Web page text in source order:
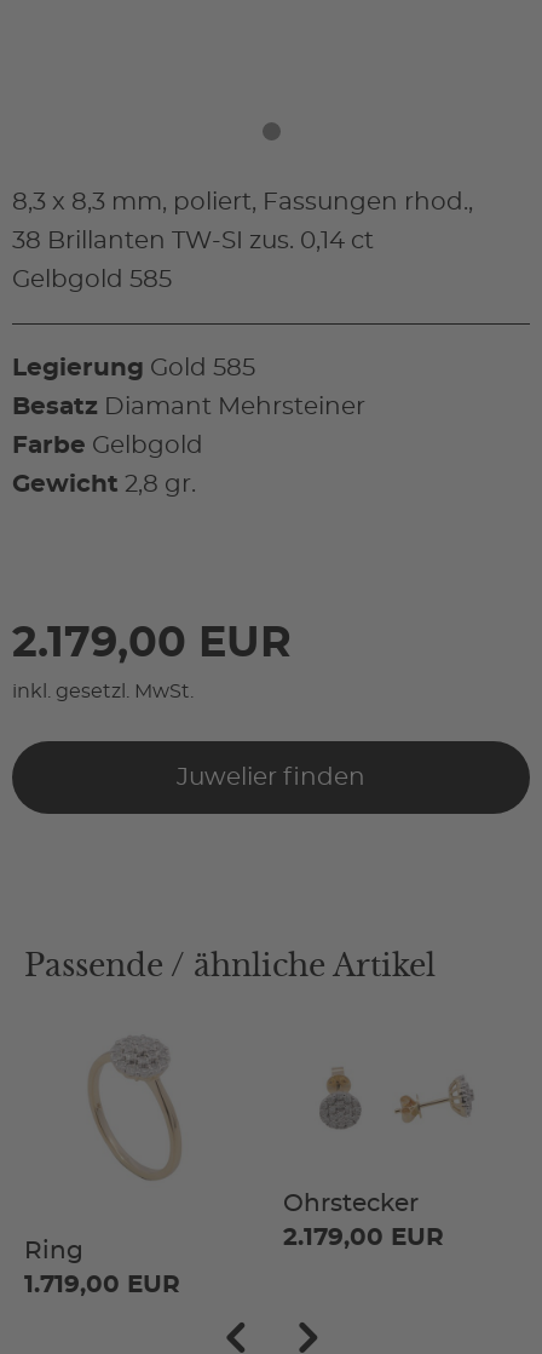
8,3 x 8,3 mm, poliert, Fassungen rhod.,
38 Brillanten TW-SI zus. 0,14 ct
Gelbgold 585
Legierung Gold 585
Besatz Diamant Mehrsteiner
Farbe Gelbgold
Gewicht 2,8 gr.
2.179,00 EUR
inkl. gesetzl. MwSt.
Juwelier finden
Passende / ähnliche Artikel
Ring
1.719,00 EUR
Ohrstecker
2.179,00 EUR